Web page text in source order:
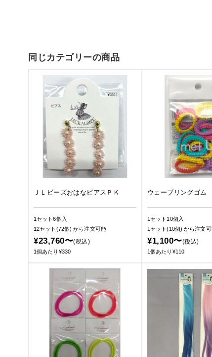
同じカテゴリーの商品
ＪＬビーズおはなピアスＰＫ
1セット6個入
12セット(72個)から注文可能
¥23,760〜(税込)
1個あたり¥330
ウェーブリングゴム
1セット10個入
1セット(10個)から注文
¥1,100〜(税込)
1個あたり¥110